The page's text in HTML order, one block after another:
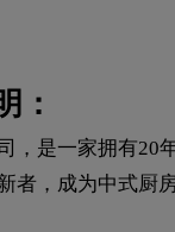
：
，是一家拥有
者，成为中式厨